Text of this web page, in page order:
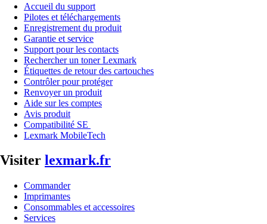
Accueil du support
Pilotes et téléchargements
Enregistrement du produit
Garantie et service
Support pour les contacts
Rechercher un toner Lexmark
Étiquettes de retour des cartouches
Contrôler pour protéger
Renvoyer un produit
Aide sur les comptes
Avis produit
Compatibilité SE
Lexmark MobileTech
Visiter lexmark.fr
Commander
Imprimantes
Consommables et accessoires
Services